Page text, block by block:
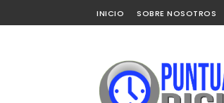
INICIO SOBRE NOSOTROS